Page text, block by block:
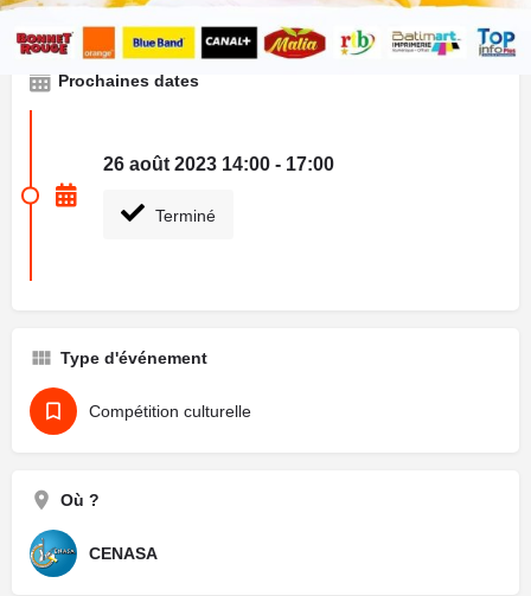
Prochaines dates
26 août 2023 14:00 - 17:00
Terminé
Type d'événement
Compétition culturelle
Où ?
CENASA